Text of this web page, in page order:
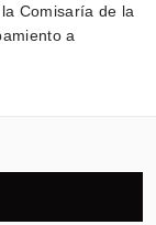
Comisaría de la
a